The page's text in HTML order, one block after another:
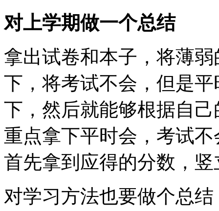
对上学期做一个总结
拿出试卷和本子，将薄
下，将考试不会，但是
下，然后就能够根据自
重点拿下平时会，考试
首先拿到应得的分数，
对学习方法也要做个总